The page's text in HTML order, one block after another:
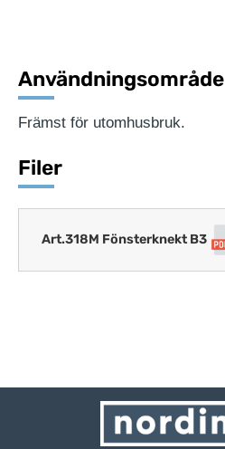
Användningsområde
Främst för utomhusbruk.
Filer
Art.318M Fönsterknekt B3